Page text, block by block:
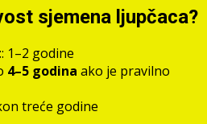
sjemena ljupčaca?
: 1–2 godine
4–5 godina ako je pravilno
treće godine